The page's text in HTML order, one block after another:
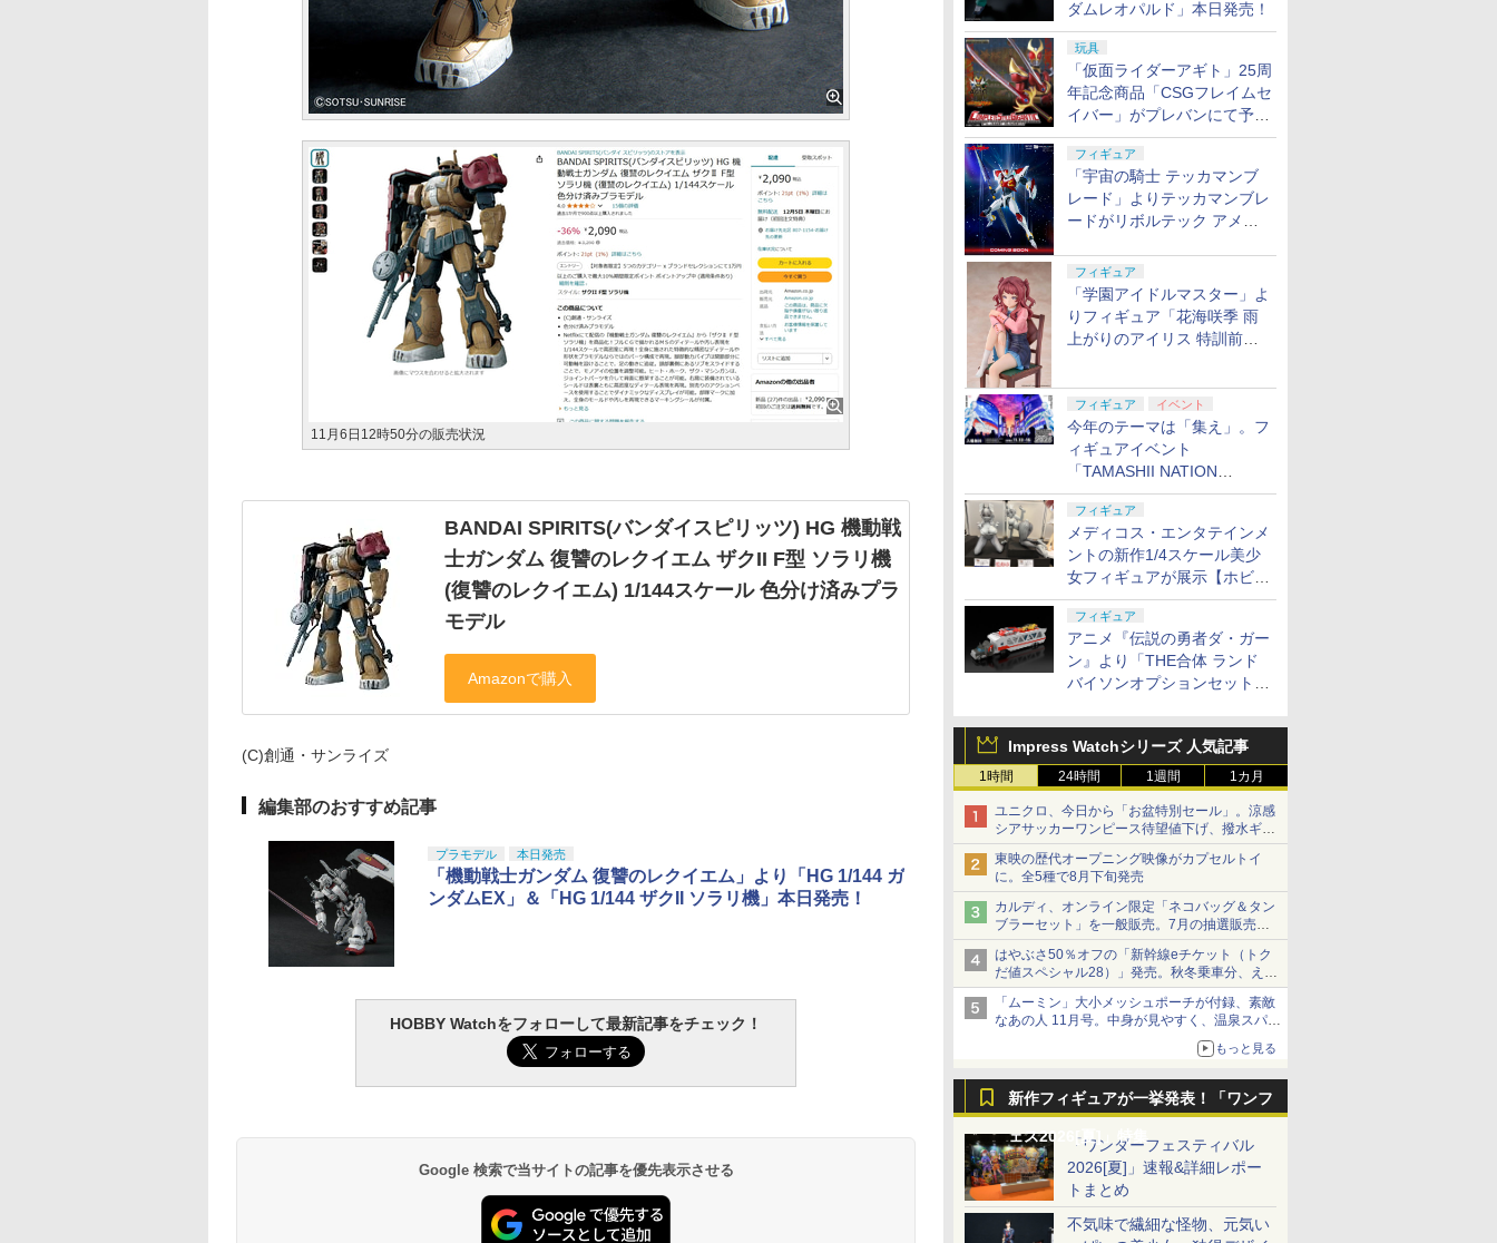
ダムレオパルド」本日発売！
玩具
「仮面ライダーアギト」25周
年記念商品「CSGフレイムセ
イバー」がプレバンにて予約
開始
フィギュア
「宇宙の騎士 テッカマンブ
レード」よりテッカマンブレ
ードがリボルテック アメイ
定
フィギュア
「学園アイドルマスター」よ
りフィギュア「花海咲季 雨
上がりのアイリス 特訓前
フィギュア イベント
今年のテーマは「集え」。フ
ィギュアイベント
「TAMASHII NATION
2026」が11月13日より開催
決定
フィギュア
メディコス・エンタテインメ
ントの新作1/4スケール美少
女フィギュアが展示【ホビー
メーカー合同展示会】
フィギュア
アニメ『伝説の勇者ダ・ガー
ン』より「THE合体 ランド
バイソンオプションセット」
Impress Watchシリーズ 人気記事
1時間 24時間 1週間 1カ月
ユニクロ、今日から「お盆特別セール」。涼感
シアサッカーワンピース待望値下げ、撥水ギア
ショーツは1990円に
東映の歴代オープニング映像がカプセルトイ
に。全5種で8月下旬発売
カルディ、オンライン限定「ネコバッグ＆タン
ブラーセット」を一般販売。7月の抽選販売の
当選無効分
はやぶさ50％オフの「新幹線eチケット（トク
だ値スペシャル28）」発売。秋冬乗車分、えき
ねっと限定
「ムーミン」大小メッシュポーチが付録、素敵
なあの人 11月号。中身が見やすく、温泉スパに
もっと見る
新作フィギュアが一挙発表！「ワンフ
ェス2026[夏]」特集「ワンダーフェスティバル
2026[夏]」速報&詳細レポー
トまとめ
不気味で繊細な怪物、元気い
11月6日12時50分の販売状況
BANDAI SPIRITS(バンダイスピリッツ) HG 機動戦
士ガンダム 復讐のレクイエム ザクII F型 ソラリ機
(復讐のレクイエム) 1/144スケール 色分け済みプラ
モデル
(C)創通・サンライズ
編集部のおすすめ記事
プラモデル 本日発売
「機動戦士ガンダム 復讐のレクイエム」より「HG 1/144 ガ
ンダムEX」＆「HG 1/144 ザクII ソラリ機」本日発売！
HOBBY Watchをフォローして最新記事をチェック！
Google 検索で当サイトの記事を優先表示させる